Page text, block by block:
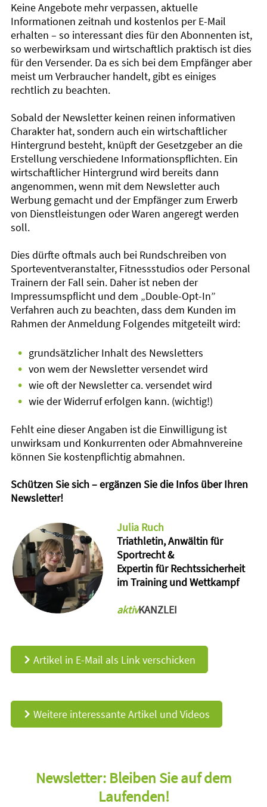
Keine Angebote mehr verpassen, aktuelle
Informationen zeitnah und kostenlos per E-Mail
erhalten – so interessant dies für den Abonnenten ist,
so werbewirksam und wirtschaftlich praktisch ist dies
für den Versender. Da es sich bei dem Empfänger aber
meist um Verbraucher handelt, gibt es einiges
rechtlich zu beachten.
Sobald der Newsletter keinen reinen informativen
Charakter hat, sondern auch ein wirtschaftlicher
Hintergrund besteht, knüpft der Gesetzgeber an die
Erstellung verschiedene Informationspflichten. Ein
wirtschaftlicher Hintergrund wird bereits dann
angenommen, wenn mit dem Newsletter auch
Werbung gemacht und der Empfänger zum Erwerb
von Dienstleistungen oder Waren angeregt werden
soll.
Dies dürfte oftmals auch bei Rundschreiben von
Sporteventveranstalter, Fitnessstudios oder Personal
Trainern der Fall sein. Daher ist neben der
Impressumspflicht und dem „Double-Opt-In”
Verfahren auch zu beachten, dass dem Kunden im
Rahmen der Anmeldung Folgendes mitgeteilt wird:
• grundsätzlicher Inhalt des Newsletters
• von wem der Newsletter versendet wird
• wie oft der Newsletter ca. versendet wird
• wie der Widerruf erfolgen kann. (wichtig!)
Fehlt eine dieser Angaben ist die Einwilligung ist
unwirksam und Konkurrenten oder Abmahnvereine
können Sie kostenpflichtig abmahnen.
Schützen Sie sich – ergänzen Sie die Infos über Ihren
Newsletter!
Julia Ruch
Triathletin, Anwältin für
Sportrecht &
Expertin für Rechtssicherheit
im Training und Wettkampf
aktivKANZLEI
d Artikel in E-Mail als Link verschicken
d Weitere interessante Artikel und Videos
Newsletter: Bleiben Sie auf dem
Laufenden!